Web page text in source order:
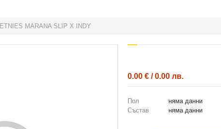
ETNIES MARANA SLIP X INDY
0.00 € / 0.00 лв.
Пол няма данни
Състав
няма данни